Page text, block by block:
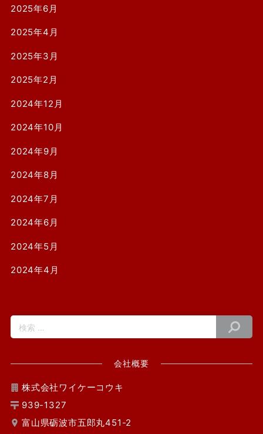
2025年6月
2025年4月
2025年3月
2025年2月
2024年12月
2024年10月
2024年9月
2024年8月
2024年7月
2024年6月
2024年5月
2024年4月
会社概要
株式会社ワイケーコウキ
939-1327
富山県砺波市五郎丸451-2